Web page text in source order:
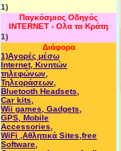
1)
Παγκόσμιος Οδηγός
INTERNET - Ολα τα Κράτη
1)
Διάφορα
1)Αγορές μέσω
Internet, Kινητών
τηλεφώνων,
Τηλεοράσεων,
Bluetooth Headsets,
Car kits,
Wii games, Gadgets,
GPS, Mobile
Accessories,
WiFi ,Αθλητικά Sites,free
Software,